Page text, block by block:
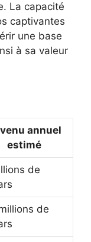
La capacité
captivantes
une base
à sa valeur
annuel
estimé
de
de